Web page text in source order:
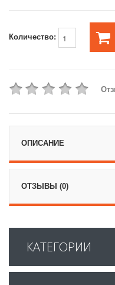
Количество:
ОПИСАНИЕ
ОТЗЫВЫ (0)
КАТЕГОРИИ